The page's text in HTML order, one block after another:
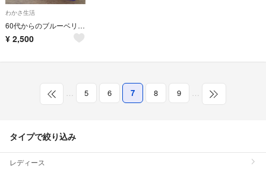
わかさ生活
60代からのブルーベリーアイ
¥ 2,500
… 5 6 7 8 9 …
タイプで絞り込み
レディース